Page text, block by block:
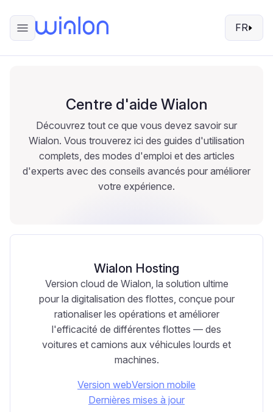
FR
Centre d'aide Wialon
Découvrez tout ce que vous devez savoir sur
Wialon. Vous trouverez ici des guides d'utilisation
complets, des modes d'emploi et des articles
d'experts avec des conseils avancés pour améliorer
votre expérience.
Wialon Hosting
Version cloud de Wialon, la solution ultime
pour la digitalisation des flottes, conçue pour
rationaliser les opérations et améliorer
l'efficacité de différentes flottes — des
voitures et camions aux véhicules lourds et
machines.
Version webVersion mobile
Dernières mises à jour